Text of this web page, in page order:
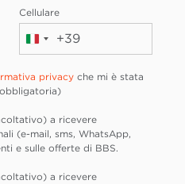
Cellulare
Italia+39
privacy che mi è stata
a ricevere
(e-mail, sms, WhatsApp,
e sulle offerte di BBS.
a ricevere